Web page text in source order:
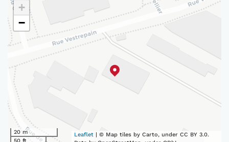
+
−
20 m
Leaflet | © Map tiles by Carto, under CC BY 3.0.